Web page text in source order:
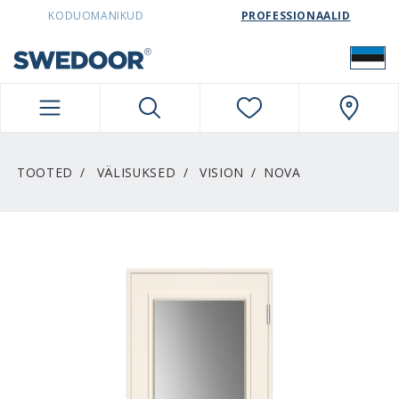
SWEDOORESTONIA NAVIGATION
KODUOMANIKUD PROFESSIONAALID
TOOTED VÄLISUKSED VISION NOVA